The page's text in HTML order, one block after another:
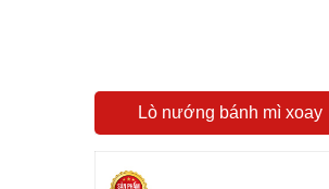
Lò nướng bánh mì xoay